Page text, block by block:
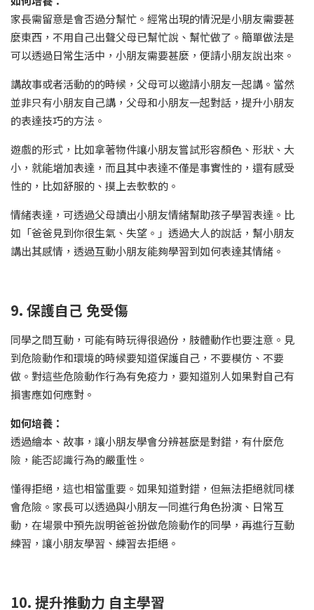
家長需留意是會否過分幫忙。經常出現的情況是小朋友需要甚
麼東西，不用自己出聲父母已幫忙說、幫忙做了。簡單做法是
可以透過日常生活中，小朋友需要甚麼，便請小朋友說出來。
講故事或者活動的的時候，父母可以邀請小朋友一起講。當然
並非只有小朋友自己講，父母和小朋友一起對話，提升小朋友
的表達技巧的方法。
遊戲的形式，比如拿著物件讓小朋友嘗試形容顏色、形狀、大
小，就能增加表達，而且其中表達不僅是事實性的，還有感受
性的，比如舒服的、摸上去軟軟的。
情緒表達，可透過父母讀出小朋友情緒幫助孩子學習表達。比
如「爸爸見到你很生氣、失望。」透過大人的說話，幫小朋友
講出其感情，透過互動小朋友能夠學習到如何表達其情緒。
9. 保護自己 免受傷
同學之間互動，可能有時玩得很過份，肢體動作也要注意。見
到危險動作和環境的時候要知道保護自己，不要模仿、不要
做。對這些危險動作行為有免疫力，要知道別人如果對自己有
損害應如何應對。
如何培養：
透過繪本、故事，讓小朋友學會分辨甚麼是對錯，有什麼危
險，能否認識行為的嚴重性。
懂得拒絕，這也相當重要。如果知道對錯，但無法拒絕就同樣
會危險。家長可以透過與小朋友一同進行角色扮演、日常互
動，在場景中預先說明爸爸扮做危險動作的同學，再進行互動
練習，讓小朋友學習、練習去拒絕。
10. 提升推動力 自主學習